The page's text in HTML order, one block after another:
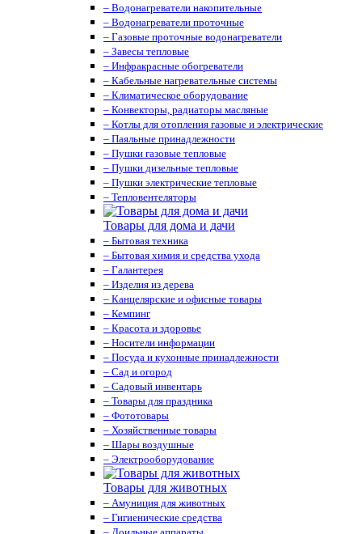
– Водонагреватели накопительные
– Водонагреватели проточные
– Газовые проточные водонагреватели
– Завесы тепловые
– Инфракрасные обогреватели
– Кабельные нагревательные системы
– Климатическое оборудование
– Конвекторы, радиаторы масляные
– Котлы для отопления газовые и электрические
– Паяльные принадлежности
– Пушки газовые тепловые
– Пушки дизельные тепловые
– Пушки электрические тепловые
– Тепловентеляторы
Товары для дома и дачи
– Бытовая техника
– Бытовая химия и средства ухода
– Галантерея
– Изделия из дерева
– Канцелярские и офисные товары
– Кемпинг
– Красота и здоровье
– Носители информации
– Посуда и кухонные принадлежности
– Сад и огород
– Садовый инвентарь
– Товары для праздника
– Фототовары
– Хозяйственные товары
– Шары воздушные
– Электрооборудование
Товары для животных
– Амуниция для животных
– Гигиенические средства